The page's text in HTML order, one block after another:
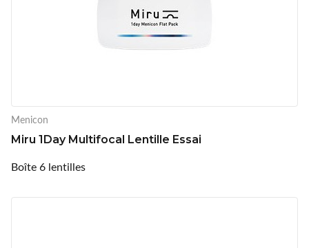
Menicon
Miru 1Day Multifocal Lentille Essai
Boîte 6 lentilles